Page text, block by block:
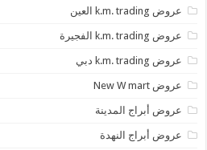
عروض k.m. trading العين
عروض k.m. trading الفجيرة
عروض k.m. trading دبي
عروض New W mart
عروض أبراج المدينة
عروض أبراج النهدة